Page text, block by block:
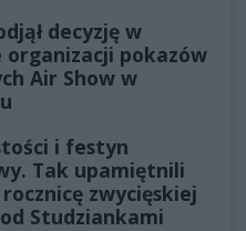
decyzję w
organizacji pokazów
Air Show w
i festyn
Tak upamiętnili
zwycięskiej
Studziankami